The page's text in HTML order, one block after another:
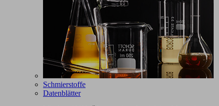
Schmierstoffe
Datenblätter